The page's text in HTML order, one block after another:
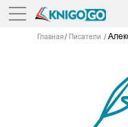
Главная Писатели